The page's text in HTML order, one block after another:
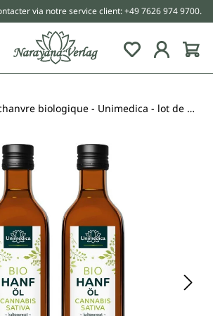
via notre service client: +49 7626 974 9700.
Lot de 2: Huile de chanvre biologique - Unimedica - lot de 2 x 250 ml
d'images